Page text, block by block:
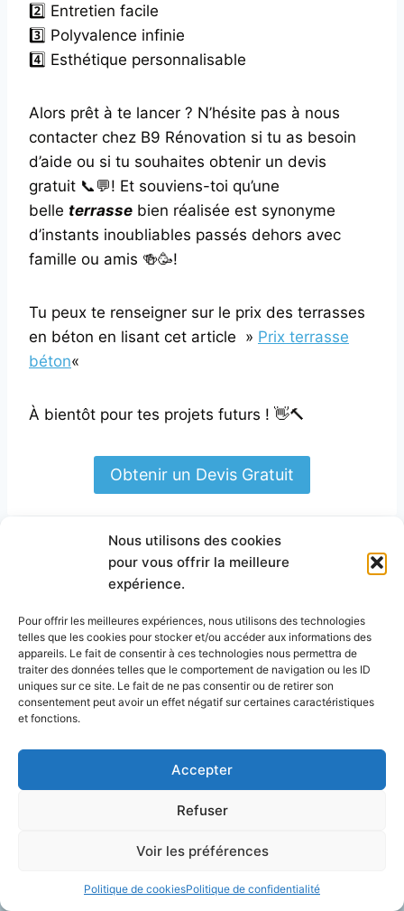
Nous utilisons des cookies
pour vous offrir la meilleure
expérience.
Pour offrir les meilleures expériences, nous utilisons des technologies
telles que les cookies pour stocker et/ou accéder aux informations des
appareils. Le fait de consentir à ces technologies nous permettra de
traiter des données telles que le comportement de navigation ou les ID
uniques sur ce site. Le fait de ne pas consentir ou de retirer son
consentement peut avoir un effet négatif sur certaines caractéristiques
et fonctions.
Accepter
Refuser
Voir les préférences
Politique de cookiesPolitique de confidentialité
2️⃣ Entretien facile
3️⃣ Polyvalence infinie
4️⃣ Esthétique personnalisable
Alors prêt à te lancer ? N’hésite pas à nous
contacter chez B9 Rénovation si tu as besoin
d’aide ou si tu souhaites obtenir un devis
gratuit 📞💬! Et souviens-toi qu’une
belle terrasse bien réalisée est synonyme
d’instants inoubliables passés dehors avec
famille ou amis 🍻🥳!
Tu peux te renseigner sur le prix des terrasses
en béton en lisant cet article » Prix terrasse
béton«
À bientôt pour tes projets futurs ! 👋🔨
Obtenir un Devis Gratuit
Navigation
de
l’article
PRÉCÉDENT
Le Guide Ultime 🏠🔧
: Le guide ultime pour
une installation sûre 🏠
Publications similaires